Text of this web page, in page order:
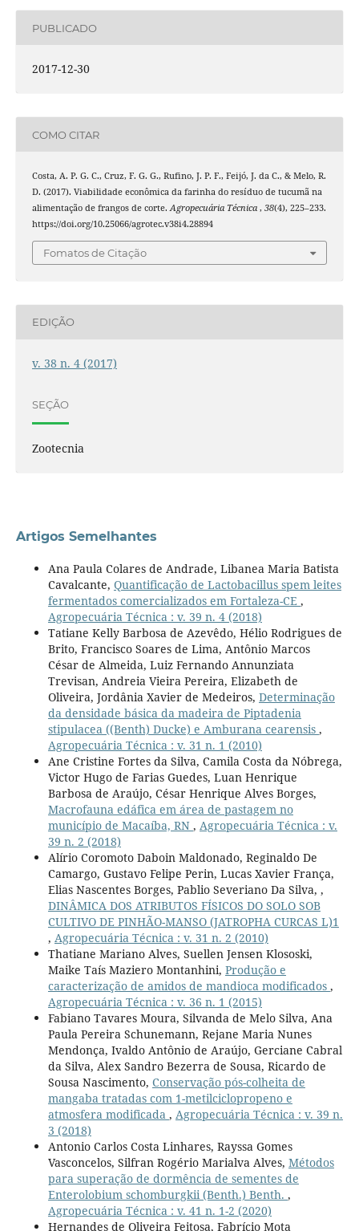
PUBLICADO
2017-12-30
COMO CITAR
Costa, A. P. G. C., Cruz, F. G. G., Rufino, J. P. F., Feijó, J. da C., & Melo, R.
D. (2017). Viabilidade econômica da farinha do resíduo de tucumã na
alimentação de frangos de corte.Agropecuária Técnica , 38(4), 225–233.
https://doi.org/10.25066/agrotec.v38i4.28894
Fomatos de Citação
EDIÇÃO
v. 38 n. 4 (2017)
SEÇÃO
Zootecnia
Artigos Semelhantes
Ana Paula Colares de Andrade, Libanea Maria Batista
Cavalcante, Quantificação de Lactobacillus spem leites
fermentados comercializados em Fortaleza-CE ,
Agropecuária Técnica : v. 39 n. 4 (2018)
Tatiane Kelly Barbosa de Azevêdo, Hélio Rodrigues de
Brito, Francisco Soares de Lima, Antônio Marcos
César de Almeida, Luiz Fernando Annunziata
Trevisan, Andreia Vieira Pereira, Elizabeth de
Oliveira, Jordânia Xavier de Medeiros, Determinação
da densidade básica da madeira de Piptadenia
stipulacea ((Benth) Ducke) e Amburana cearensis ,
Agropecuária Técnica : v. 31 n. 1 (2010)
Ane Cristine Fortes da Silva, Camila Costa da Nóbrega,
Victor Hugo de Farias Guedes, Luan Henrique
Barbosa de Araújo, César Henrique Alves Borges,
Macrofauna edáfica em área de pastagem no
município de Macaíba, RN , Agropecuária Técnica : v.
39 n. 2 (2018)
Alírio Coromoto Daboin Maldonado, Reginaldo De
Camargo, Gustavo Felipe Perin, Lucas Xavier França,
Elias Nascentes Borges, Pablio Severiano Da Silva, ,
DINÂMICA DOS ATRIBUTOS FÍSICOS DO SOLO SOB
CULTIVO DE PINHÃO-MANSO (JATROPHA CURCAS L)1
, Agropecuária Técnica : v. 31 n. 2 (2010)
Thatiane Mariano Alves, Suellen Jensen Klososki,
Maike Taís Maziero Montanhini, Produção e
caracterização de amidos de mandioca modificados ,
Agropecuária Técnica : v. 36 n. 1 (2015)
Fabiano Tavares Moura, Silvanda de Melo Silva, Ana
Paula Pereira Schunemann, Rejane Maria Nunes
Mendonça, Ivaldo Antônio de Araújo, Gerciane Cabral
da Silva, Alex Sandro Bezerra de Sousa, Ricardo de
Sousa Nascimento, Conservação pós-colheita de
mangaba tratadas com 1-metilciclopropeno e
atmosfera modificada , Agropecuária Técnica : v. 39 n.
3 (2018)
Antonio Carlos Costa Linhares, Rayssa Gomes
Vasconcelos, Silfran Rogério Marialva Alves, Métodos
para superação de dormência de sementes de
Enterolobium schomburgkii (Benth.) Benth. ,
Agropecuária Técnica : v. 41 n. 1-2 (2020)
Hernandes de Oliveira Feitosa, Fabrício Mota